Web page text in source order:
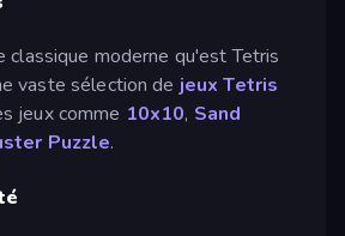
classique moderne qu'est Tetris
vaste sélection de jeux Tetris
jeux comme 10x10, Sand
Puzzle.